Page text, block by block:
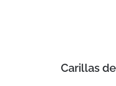
Carillas